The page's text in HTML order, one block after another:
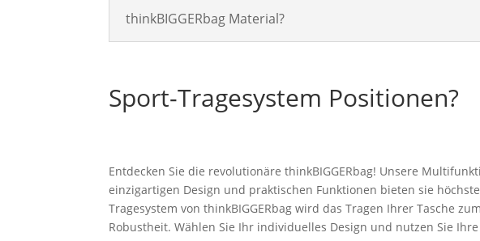
thinkBIGGERbag Material?
Sport-Tragesystem Positionen?
Entdecken Sie die revolutionäre thinkBIGGERbag! Unsere
einzigartigen Design und praktischen Funktionen bieten sie
Tragesystem von thinkBIGGERbag wird das Tragen Ihrer Tasche
Robustheit. Wählen Sie Ihr individuelles Design und nutzen Sie